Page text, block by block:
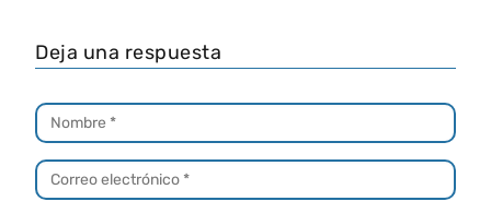
Deja una respuesta